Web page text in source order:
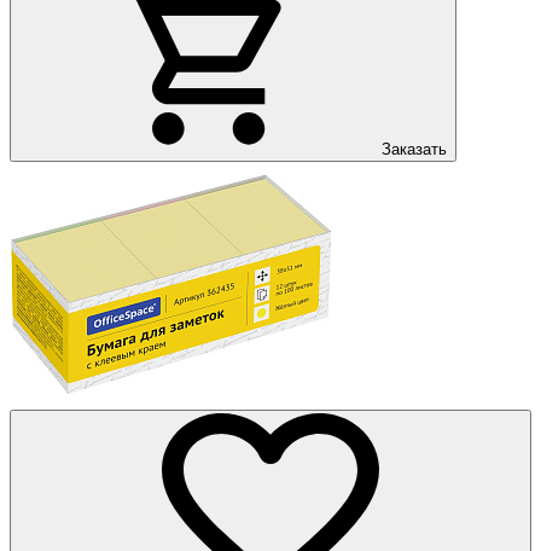
Заказать